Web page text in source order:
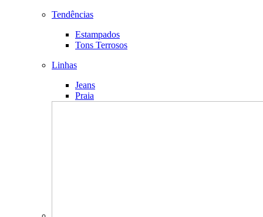
Tendências
Estampados
Tons Terrosos
Linhas
Jeans
Praia